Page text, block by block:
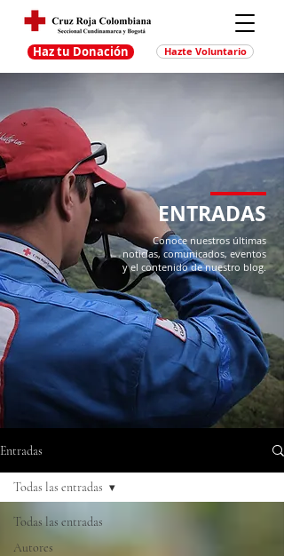
Haz tu Donación Hazte Voluntario
ENTRADAS
Conoce nuestros últimas
noticias, comunicados, eventos
y el contenido de nuestro blog.
Entradas
Todas las entradas
Autores
Todas las entradas